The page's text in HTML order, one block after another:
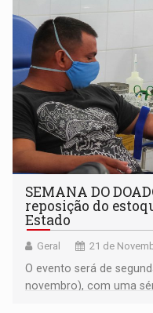
SEMANA DO
reposição do
Estado
Geral 21 de
O evento será de
novembro), com uma